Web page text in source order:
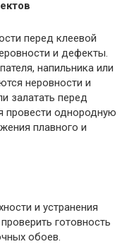
перед клеевой
и дефекты.
напильника или
неровности и
залатать перед
провести однородную
плавного и
и устранения
готовность
обоев.